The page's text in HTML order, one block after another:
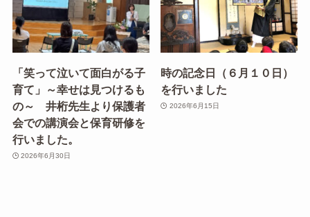
「笑って泣いて面白がる子
育て」～幸せは見つけるも
の～ 井桁先生より保護者
会での講演会と保育研修を
行いました。
2026年6月30日
時の記念日（６月１０日）
を行いました
2026年6月15日